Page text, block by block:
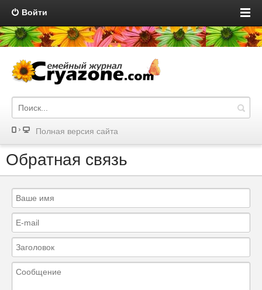
Войти
Полная версия сайта
Обратная связь